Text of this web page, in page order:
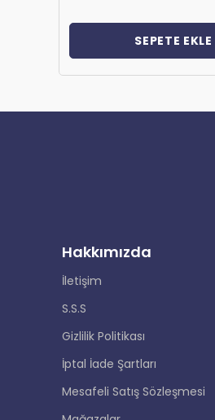
SEPETE EKLE
Hakkımızda
İletişim
S.S.S
Gizlilik Politikası
İptal İade Şartları
Mesafeli Satış Sözleşmesi